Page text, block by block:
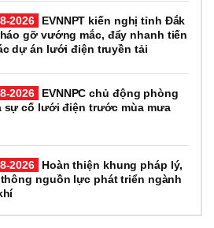
2026
EVNNPT kiến nghị tỉnh Đắk
gỡ vướng mắc, đẩy nhanh tiến
dự án lưới điện truyền tải
2026
EVNNPC chủ động phòng
sự cố lưới điện trước mùa mưa
2026
Hoàn thiện khung pháp lý,
nguồn lực phát triển ngành